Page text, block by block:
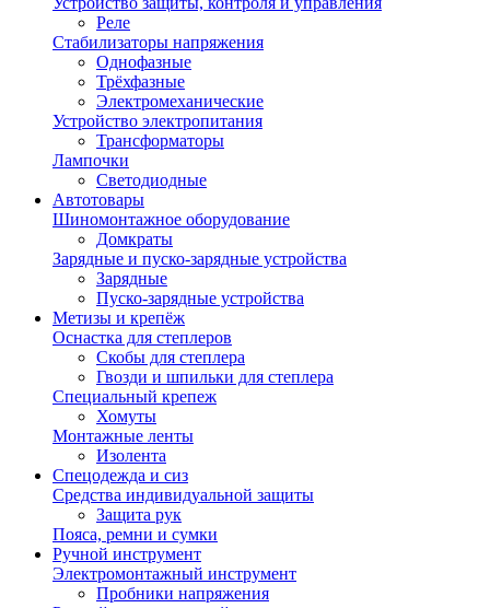
Реле
Стабилизаторы напряжения
Однофазные
Трёхфазные
Электромеханические
Устройство электропитания
Трансформаторы
Лампочки
Светодиодные
Автотовары
Шиномонтажное оборудование
Домкраты
Зарядные и пуско-зарядные устройства
Зарядные
Пуско-зарядные устройства
Метизы и крепёж
Оснастка для степлеров
Скобы для степлера
Гвозди и шпильки для степлера
Специальный крепеж
Хомуты
Монтажные ленты
Изолента
Спецодежда и сиз
Средства индивидуальной защиты
Защита рук
Пояса, ремни и сумки
Ручной инструмент
Электромонтажный инструмент
Пробники напряжения